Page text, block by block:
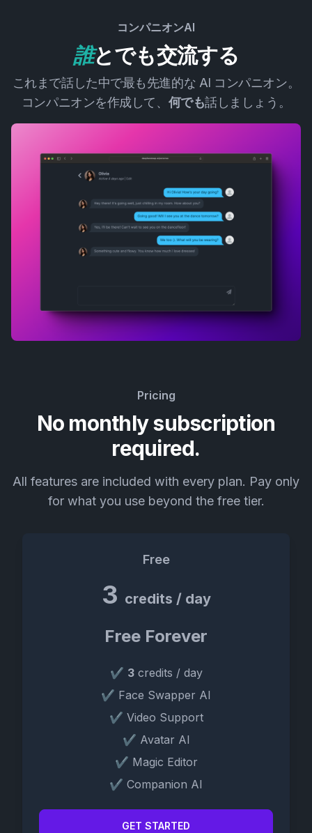
コンパニオンAI
誰とでも交流する
これまで話した中で最も先進的な AI コンパニオン。
コンパニオンを作成して、 何でも話しましょう。
Pricing
No monthly subscription
required.
All features are included with every plan. Pay only
for what you use beyond the free tier.
Free
3 credits / day
Free Forever
✔ 3credits / day
✔ Face Swapper AI
✔ Video Support
✔ Avatar AI
✔ Magic Editor
✔ Companion AI
GET STARTED